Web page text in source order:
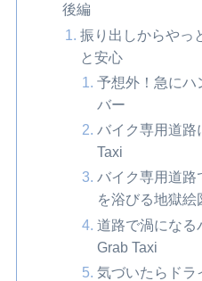
後編
振り出しからやっ
と安心
予想外！急にハ
バー
バイク専用道路
Taxi
バイク専用道路
を浴びる地獄絵
道路で渦になる
Grab Taxi
気づいたらドラ